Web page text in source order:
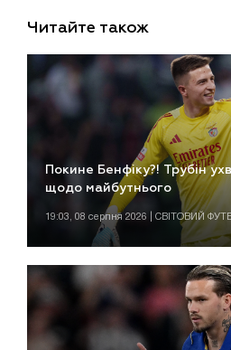
Читайте також
Покине Бенфіку?! Трубін
щодо майбутнього
19:03, 08 серпня 2026 | СВІТОВИЙ